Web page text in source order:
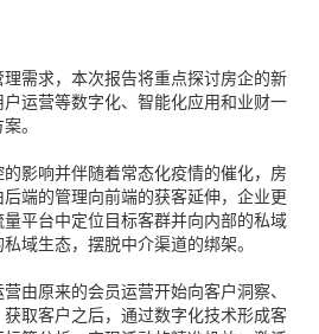
需求，本次报告将重点探讨房企的新
运营等数字化、智能化应用和业财一
。
影响并伴随着常态化疫情的催化，房
端的管理向前端的获客延伸，企业更
平台中定位目标客群并向内部的私域
域生态，摆脱中介渠道的绑架。
由原来的会员运营开始向客户洞察、
取客户之后，通过数字化技术形成客